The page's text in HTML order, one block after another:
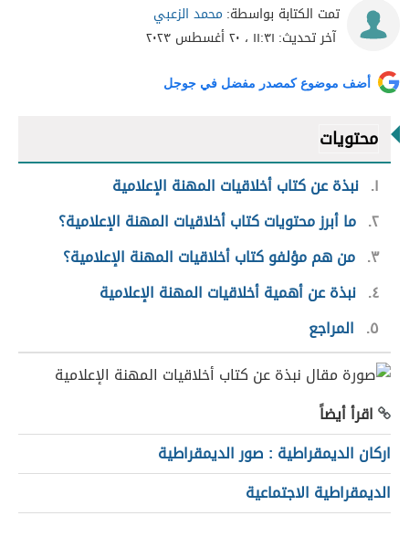
تمت الكتابة بواسطة: محمد الزعبي
آخر تحديث: ١١:٣١ ، ٢٠ أغسطس ٢٠٢٣
أضف موضوع كمصدر مفضل في جوجل
محتويات
١ نبذة عن كتاب أخلاقيات المهنة الإعلامية
٢ ما أبرز محتويات كتاب أخلاقيات المهنة الإعلامية؟
٣ من هم مؤلفو كتاب أخلاقيات المهنة الإعلامية؟
٤ نبذة عن أهمية أخلاقيات المهنة الإعلامية
٥
المراجع
اقرأ أيضاً
اركان الديمقراطية : صور الديمقراطية
الديمقراطية الاجتماعية